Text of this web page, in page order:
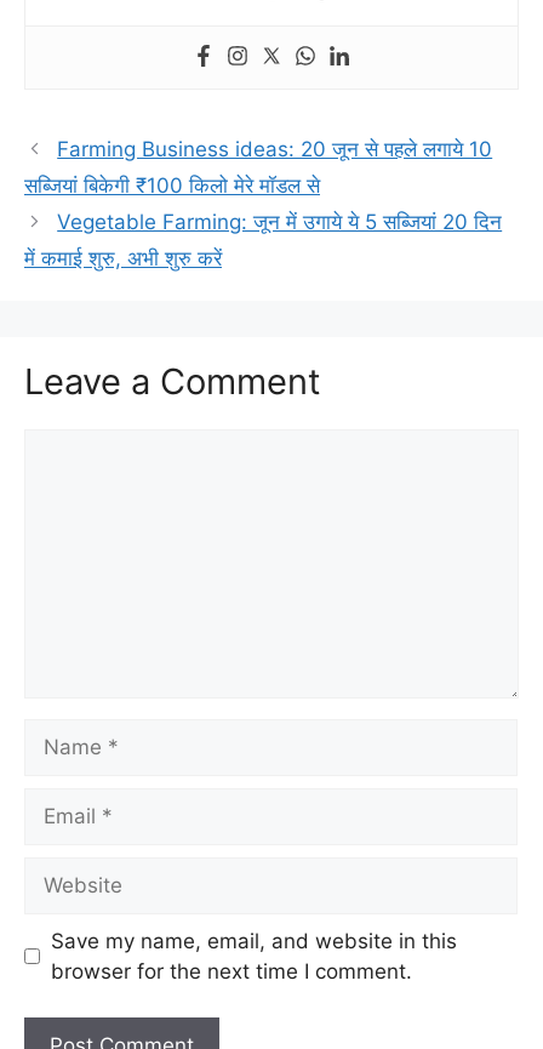
Farming Business ideas: 20 जून से पहले लगाये 10
सब्जियां बिकेगी ₹100 किलो मेरे मॉडल से
Vegetable Farming: जून में उगाये ये 5 सब्जियां 20 दिन
में कमाई शुरु, अभी शुरु करें
Leave a Comment
Save my name, email, and website in this
browser for the next time I comment.